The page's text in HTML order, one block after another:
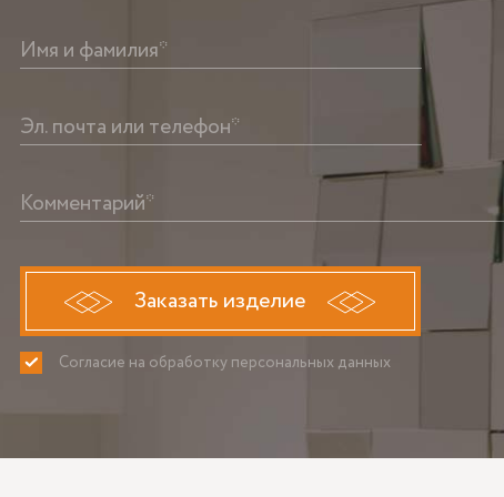
Имя и фамилия*
Эл. почта или телефон*
Комментарий*
Заказать изделие
Согласие на обработку персональных данных
ПРИНИМАЮ